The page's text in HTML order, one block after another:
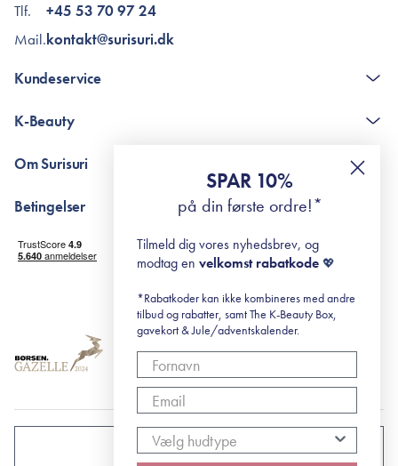
Tlf.
Mail.
+45 53 70 97 24
kontakt@surisuri.dk
Kundeservice
The K-Beauty Box - spørgsmål og svar
RE-ZIP
K-Beauty
Retinol for begyndere
surisuri's mini guide til rosacea
Om Surisuri
Black Friday
Betingelser
Levering og returnering
Handelsbetingelser
Abonnementsbetingelser
DANMARK
SPAR 10%
på din første ordre!*
Tilmeld dig vores nyhedsbrev, og
modtag en velkomst rabatkode 💖
*Rabatkoder kan ikke kombineres med andre
tilbud og rabatter, samt The K-Beauty Box,
gavekort & Jule/adventskalender.